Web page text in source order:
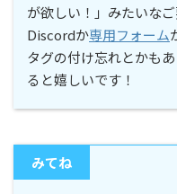
が欲しい！」みたいなご
Discordか専用フォーム
タグの付け忘れとかも
ると嬉しいです！
みてね